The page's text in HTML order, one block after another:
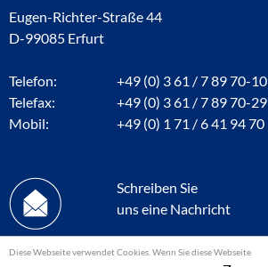
Diese Webseite verwendet Cookies. Wenn Sie diese Webseite
Eugen-Richter-Straße 44
D-99085 Erfurt
Telefon:
+49 (0) 3 61 / 7 89 70-10
Telefax:
+49 (0) 3 61 / 7 89 70-29
Mobil:
+49 (0) 1 71 / 6 41 94 70
Schreiben Sie
uns eine Nachricht